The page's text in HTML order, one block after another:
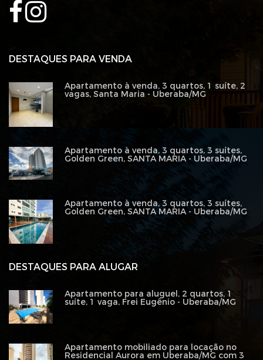
DESTAQUES PARA ALUGAR
Apartamento para aluguel, 2 quartos, 1
suíte, 1 vaga, Frei Eugênio - Uberaba/MG
Apartamento mobiliado para locação no
Residencial Aurora em Uberaba/MG com 3
DESTAQUES PARA VENDA
Apartamento à venda, 3 quartos, 1 suíte, 2
vagas, Santa Maria - Uberaba/MG
Apartamento à venda, 3 quartos, 3 suítes,
Golden Green, SANTA MARIA - Uberaba/MG
Apartamento à venda, 3 quartos, 3 suítes,
Golden Green, SANTA MARIA - Uberaba/MG